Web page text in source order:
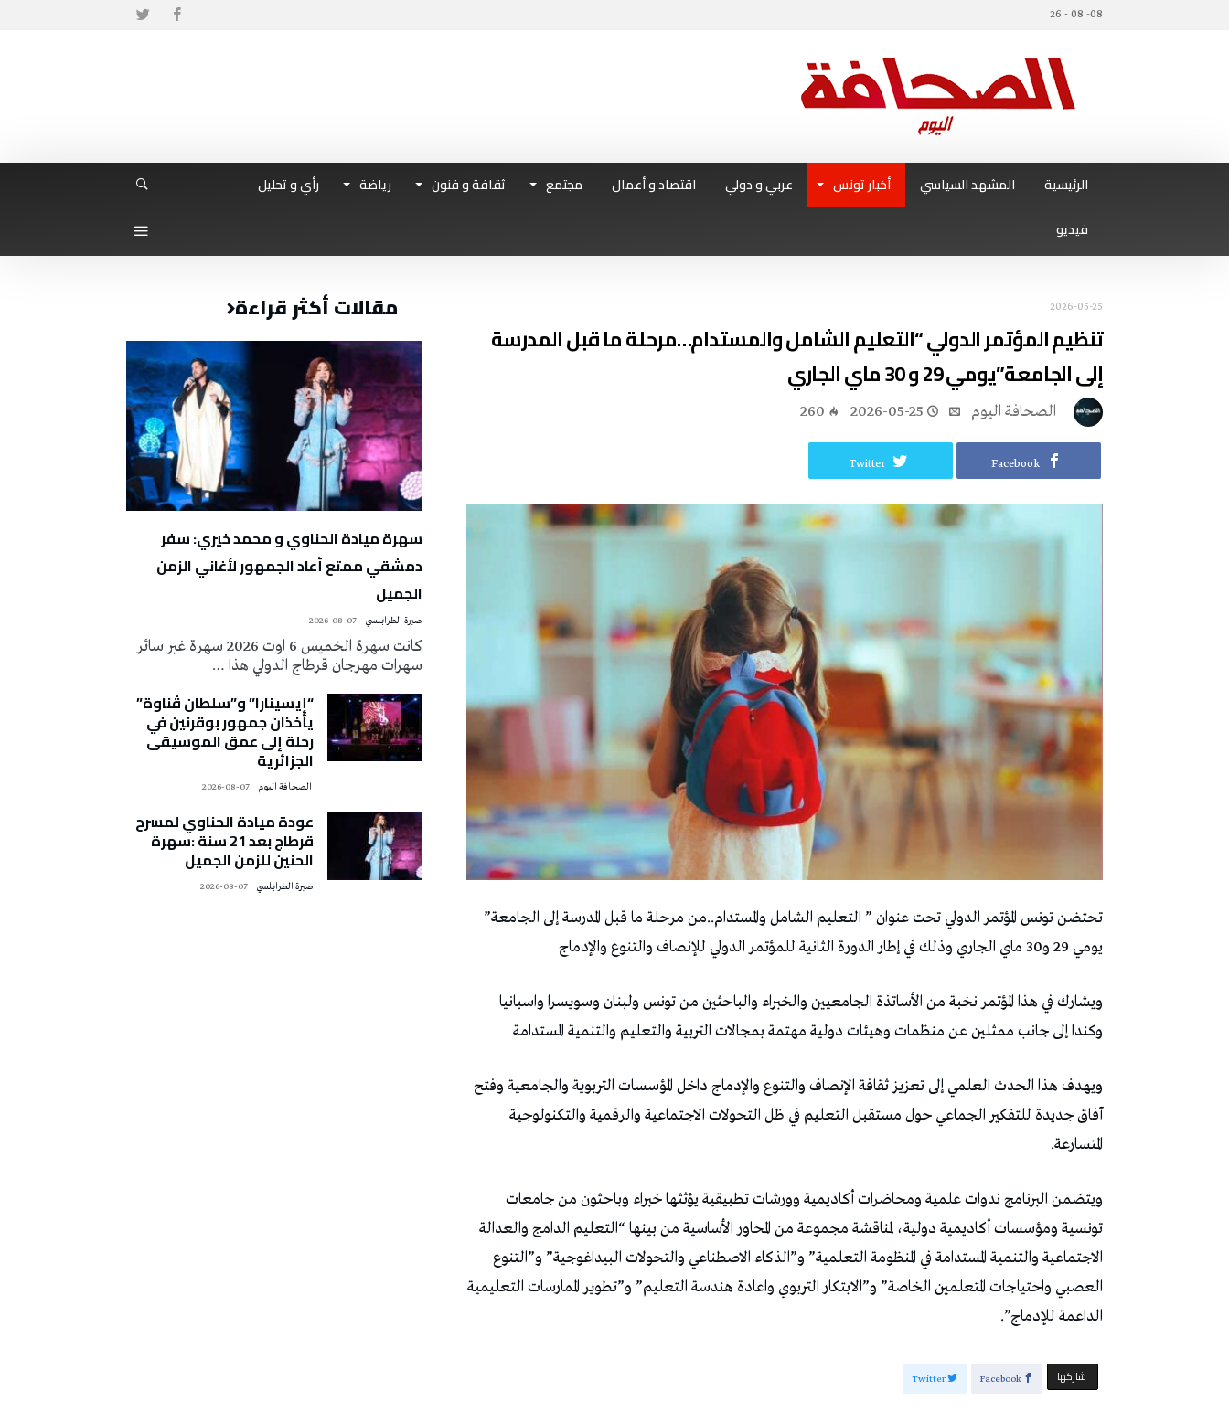
08- 08 - 26
الرئيسية المشهد السياسي أخبار تونس عربي و دولي اقتصاد و أعمال مجتمع ثقافة و فنون رياضة
رأي و تحليل
فيديو
2026-05-25
تنظيم المؤتمر الدولي “التعليم الشامل والمستدام…مرحلة ما قبل المدرسة
إلى الجامعة”يومي 29 و 30 ماي الجاري
2026-05-25
260
Facebook
Twitter
تحتضن تونس المؤتمر الدولي تحت عنوان ” التعليم الشامل والمستدام..من مرحلة ما قبل المدرسة إلى الجامعة”
يومي 29 و30 ماي الجاري وذلك في إطار الدورة الثانية للمؤتمر الدولي للإنصاف والتنوع والإدماج
ويشارك في هذا المؤتمر نخبة من الأساتذة الجامعيين والخبراء والباحثين من تونس ولبنان وسويسرا واسبانيا
وكندا إلى جانب ممثلين عن منظمات وهيئات دولية مهتمة بمجالات التربية والتعليم والتنمية المستدامة
ويهدف هذا الحدث العلمي إلى تعزيز ثقافة الإنصاف والتنوع والإدماج داخل المؤسسات التربوية والجامعية وفتح
آفاق جديدة للتفكير الجماعي حول مستقبل التعليم في ظل التحولات الاجتماعية والرقمية والتكنولوجية
المتسارعة.
ويتضمن البرنامج ندوات علمية ومحاضرات أكاديمية وورشات تطبيقية يؤثثها خبراء وباحثون من جامعات
تونسية ومؤسسات أكاديمية دولية، لمناقشة مجموعة من المحاور الأساسية من بينها “التعليم الدامج والعدالة
الاجتماعية والتنمية المستدامة في المنظومة التعلمية” و”الذكاء الاصطناعي والتحولات البيداغوجية” و”التنوع
العصبي واحتياجات المتعلمين الخاصة” و”الابتكار التربوي واعادة هندسة التعليم” و”تطوير الممارسات التعليمية
الداعمة للإدماج”.
‫‫ شاركها‬ Facebook
Twitter
مقالات أكثر قراءة
سهرة ميادة الحناوي و محمد خيري: سفر
دمشقي ممتع أعاد الجمهور لأغاني الزمن
الجميل
صبرة الطرابلسي 2026-08-07
كانت سهرة الخميس 6 اوت 2026 سهرة غير سائر
سهرات مهرجان قرطاج الدولي هذا …
“إيسينارا” و”سلطان ڤناوة”
يأخذان جمهور بوقرنين في
رحلة إلى عمق الموسيقى
الجزائرية
2026-08-07
عودة ميادة الحناوي لمسرح
قرطاج بعد 21 سنة :سهرة
الحنين للزمن الجميل
صبرة الطرابلسي 2026-08-07